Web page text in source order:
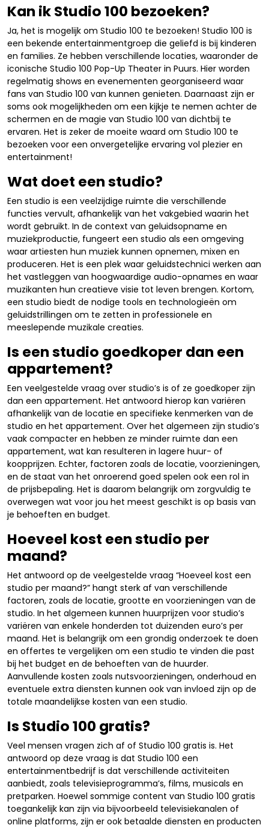
Kan ik Studio 100 bezoeken?
Ja, het is mogelijk om Studio 100 te bezoeken! Studio 100 is
een bekende entertainmentgroep die geliefd is bij kinderen
en families. Ze hebben verschillende locaties, waaronder de
iconische Studio 100 Pop-Up Theater in Puurs. Hier worden
regelmatig shows en evenementen georganiseerd waar
fans van Studio 100 van kunnen genieten. Daarnaast zijn er
soms ook mogelijkheden om een kijkje te nemen achter de
schermen en de magie van Studio 100 van dichtbij te
ervaren. Het is zeker de moeite waard om Studio 100 te
bezoeken voor een onvergetelijke ervaring vol plezier en
entertainment!
Wat doet een studio?
Een studio is een veelzijdige ruimte die verschillende
functies vervult, afhankelijk van het vakgebied waarin het
wordt gebruikt. In de context van geluidsopname en
muziekproductie, fungeert een studio als een omgeving
waar artiesten hun muziek kunnen opnemen, mixen en
produceren. Het is een plek waar geluidstechnici werken aan
het vastleggen van hoogwaardige audio-opnames en waar
muzikanten hun creatieve visie tot leven brengen. Kortom,
een studio biedt de nodige tools en technologieën om
geluidstrillingen om te zetten in professionele en
meeslepende muzikale creaties.
Is een studio goedkoper dan een
appartement?
Een veelgestelde vraag over studio’s is of ze goedkoper zijn
dan een appartement. Het antwoord hierop kan variëren
afhankelijk van de locatie en specifieke kenmerken van de
studio en het appartement. Over het algemeen zijn studio’s
vaak compacter en hebben ze minder ruimte dan een
appartement, wat kan resulteren in lagere huur- of
koopprijzen. Echter, factoren zoals de locatie, voorzieningen,
en de staat van het onroerend goed spelen ook een rol in
de prijsbepaling. Het is daarom belangrijk om zorgvuldig te
overwegen wat voor jou het meest geschikt is op basis van
je behoeften en budget.
Hoeveel kost een studio per
maand?
Het antwoord op de veelgestelde vraag “Hoeveel kost een
studio per maand?” hangt sterk af van verschillende
factoren, zoals de locatie, grootte en voorzieningen van de
studio. In het algemeen kunnen huurprijzen voor studio’s
variëren van enkele honderden tot duizenden euro’s per
maand. Het is belangrijk om een grondig onderzoek te doen
en offertes te vergelijken om een studio te vinden die past
bij het budget en de behoeften van de huurder.
Aanvullende kosten zoals nutsvoorzieningen, onderhoud en
eventuele extra diensten kunnen ook van invloed zijn op de
totale maandelijkse kosten van een studio.
Is Studio 100 gratis?
Veel mensen vragen zich af of Studio 100 gratis is. Het
antwoord op deze vraag is dat Studio 100 een
entertainmentbedrijf is dat verschillende activiteiten
aanbiedt, zoals televisieprogramma’s, films, musicals en
pretparken. Hoewel sommige content van Studio 100 gratis
toegankelijk kan zijn via bijvoorbeeld televisiekanalen of
online platforms, zijn er ook betaalde diensten en producten